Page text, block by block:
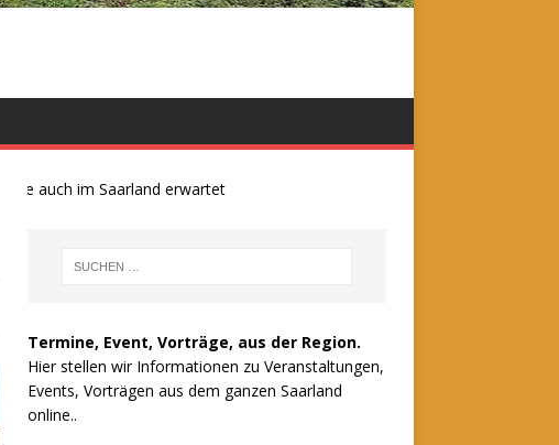
auch im Saarland erwartet
Termine, Event, Vorträge, aus der Region.
Hier stellen wir Informationen zu Veranstaltungen,
Events, Vorträgen aus dem ganzen Saarland
online..